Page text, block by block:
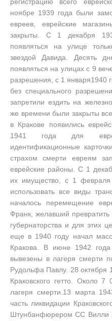
ноябре 1939 года были
евреев, еврейские
закрыты. С 1 декабря
появляться на улице
звездой Давида. Десять
появляться на улицах с 9
разрешения, с 1 января1940
без специального
запретили ездить на
же времени были закрыты
в Кракове появились
1941 года для
идентификационные
страхом смерти евреям
еврейские районы. С 1
их имущество, с 1 февраля
использовать все виды
началось перемещение
Франк, желавший
губернаторства и для этих
еще в 1940 году начал
Кракова. В июне 1942
вывезены в лагеря смерти
Рудольфа Павлу. 28 октября
Краковского гетто. Около
лагеря смерти.13 марта
часть ликвидации
Штунбанфюрером СС Вилли